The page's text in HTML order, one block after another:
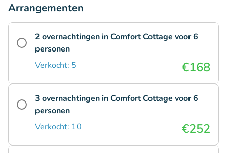
Arrangementen
2 overnachtingen in Comfort Cottage voor 6
personen
Verkocht: 5
€168
3 overnachtingen in Comfort Cottage voor 6
personen
Verkocht: 10
€252